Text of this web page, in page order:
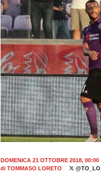
DOMENICA 21 OTTOBRE 2018, 00:00
di TOMMASO LORETO @TO_LO_